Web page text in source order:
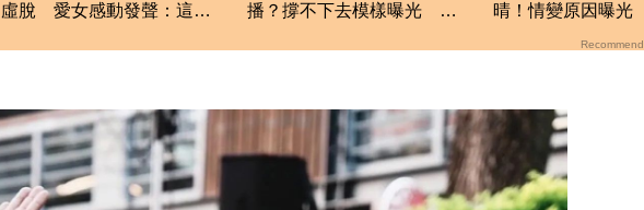
虛脫 愛女感動發聲：這是
播？撐不下去模樣曝光 網
晴！情變原因曝